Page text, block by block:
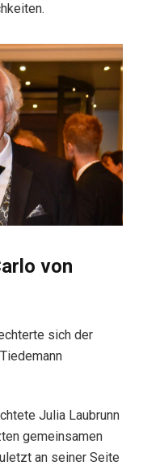
von
sich der
Julia Laubrunn
gemeinsamen
an seiner Seite